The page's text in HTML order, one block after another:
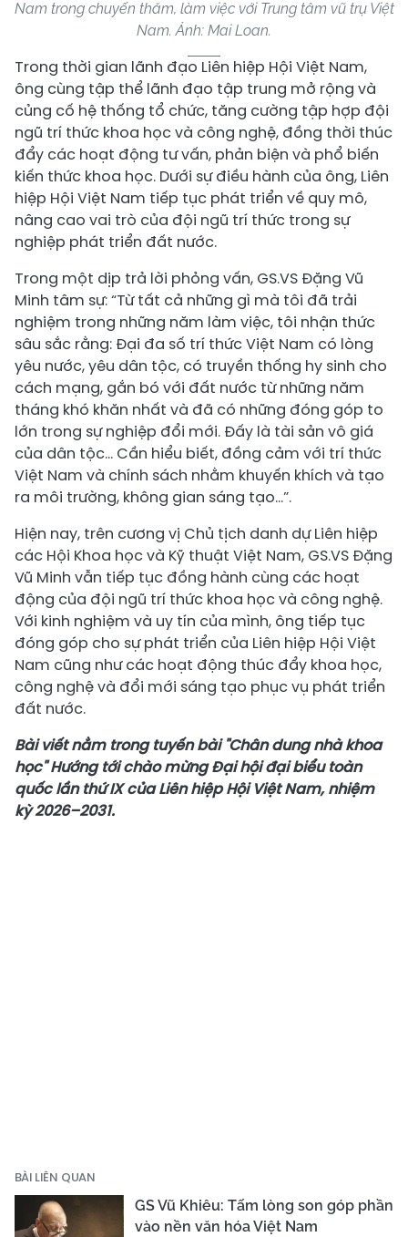
Nam trong chuyến thăm, làm việc với Trung tâm vũ trụ Việt
Nam. Ảnh: Mai Loan.
Trong thời gian lãnh đạo Liên hiệp Hội Việt Nam,
ông cùng tập thể lãnh đạo tập trung mở rộng và
củng cố hệ thống tổ chức, tăng cường tập hợp đội
ngũ trí thức khoa học và công nghệ, đồng thời thúc
đẩy các hoạt động tư vấn, phản biện và phổ biến
kiến thức khoa học. Dưới sự điều hành của ông, Liên
hiệp Hội Việt Nam tiếp tục phát triển về quy mô,
nâng cao vai trò của đội ngũ trí thức trong sự
nghiệp phát triển đất nước.
Trong một dịp trả lời phỏng vấn, GS.VS Đặng Vũ
Minh tâm sự: “Từ tất cả những gì mà tôi đã trải
nghiệm trong những năm làm việc, tôi nhận thức
sâu sắc rằng: Đại đa số trí thức Việt Nam có lòng
yêu nước, yêu dân tộc, có truyền thống hy sinh cho
cách mạng, gắn bó với đất nước từ những năm
tháng khó khăn nhất và đã có những đóng góp to
lớn trong sự nghiệp đổi mới. Đấy là tài sản vô giá
của dân tộc… Cần hiểu biết, đồng cảm với trí thức
Việt Nam và chính sách nhằm khuyến khích và tạo
ra môi trường, không gian sáng tạo…”.
Hiện nay, trên cương vị Chủ tịch danh dự Liên hiệp
các Hội Khoa học và Kỹ thuật Việt Nam, GS.VS Đặng
Vũ Minh vẫn tiếp tục đồng hành cùng các hoạt
động của đội ngũ trí thức khoa học và công nghệ.
Với kinh nghiệm và uy tín của mình, ông tiếp tục
đóng góp cho sự phát triển của Liên hiệp Hội Việt
Nam cũng như các hoạt động thúc đẩy khoa học,
công nghệ và đổi mới sáng tạo phục vụ phát triển
đất nước.
Bài viết nằm trong tuyến bài "Chân dung nhà khoa
học" Hướng tới chào mừng Đại hội đại biểu toàn
quốc lần thứ IX của Liên hiệp Hội Việt Nam, nhiệm
kỳ 2026–2031.
BÀI LIÊN QUAN
GS Vũ Khiêu: Tấm lòng son góp phần
vào nền văn hóa Việt Nam